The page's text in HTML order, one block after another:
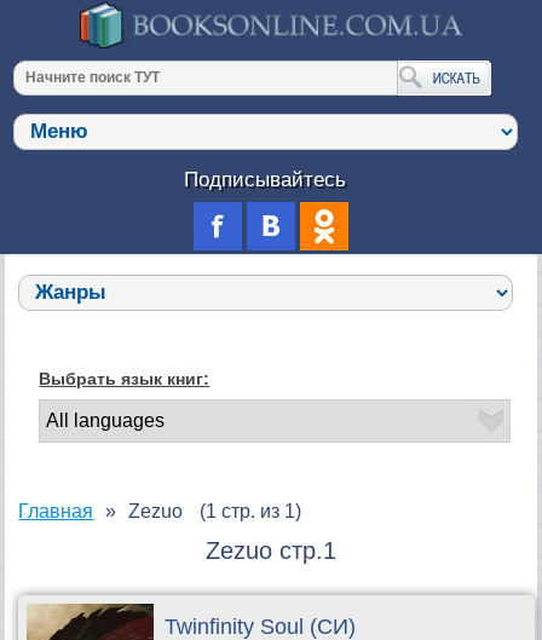
Подписывайтесь
Выбрать язык книг:
Главная Zezuo (1 стр. из 1)
Zezuo стр.1
Twinfinity Soul (СИ)